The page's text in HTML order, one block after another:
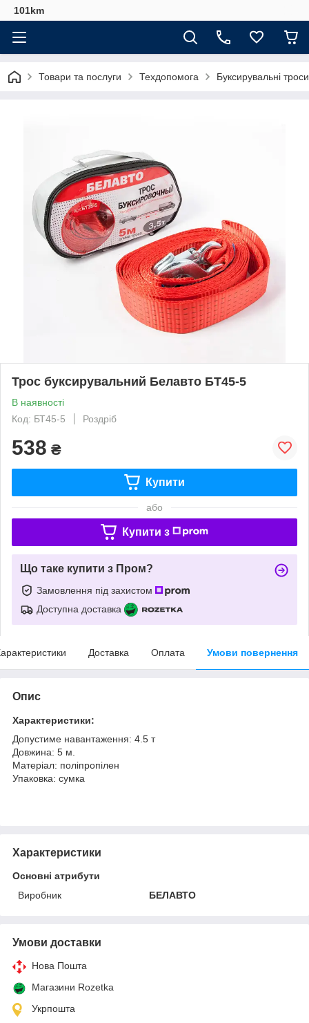
101km
Товари та послуги Техдопомога Буксирувальні
Трос буксирувальний Белавто БТ45-5
В наявності
Код: БТ45-5
Роздріб
538 ₴
Купити
або
Купити з
Що таке купити з Пром?
Замовлення під захистом
Доступна доставка
Доставка Оплата Умови повернення
Опис
Характеристики:
Допустиме навантаження: 4.5 т
Довжина: 5 м.
Матеріал: поліпропілен
Упаковка: сумка
Характеристики
Основні атрибути
Виробник
БЕЛАВТО
Умови доставки
Нова Пошта
Магазини Rozetka
Укрпошта